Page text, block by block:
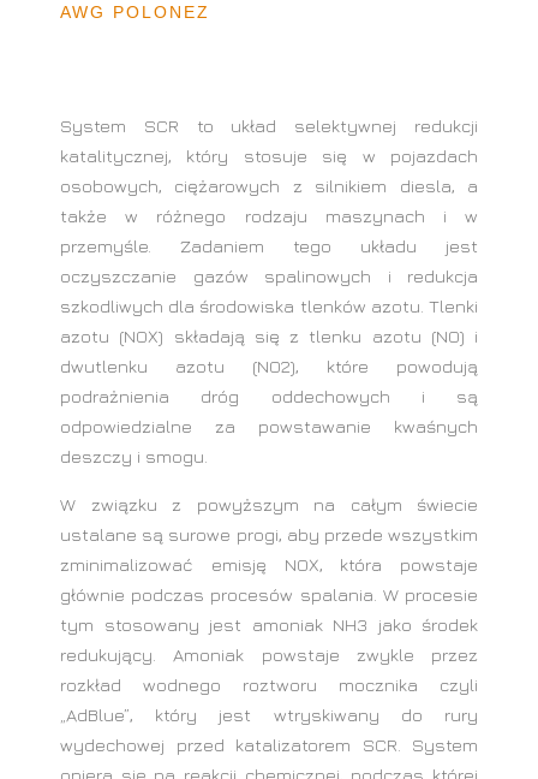
AWG POLONEZ
System SCR to układ selektywnej redukcji
katalitycznej, który stosuje się w pojazdach
osobowych, ciężarowych z silnikiem diesla, a
także w różnego rodzaju maszynach i w
przemyśle. Zadaniem tego układu jest
oczyszczanie gazów spalinowych i redukcja
szkodliwych dla środowiska tlenków azotu. Tlenki
azotu (NOX) składają się z tlenku azotu (NO) i
dwutlenku azotu (NO2), które powodują
podrażnienia dróg oddechowych i są
odpowiedzialne za powstawanie kwaśnych
deszczy i smogu.
W związku z powyższym na całym świecie
ustalane są surowe progi, aby przede wszystkim
zminimalizować emisję NOX, która powstaje
głównie podczas procesów spalania. W procesie
tym stosowany jest amoniak NH3 jako środek
redukujący. Amoniak powstaje zwykle przez
rozkład wodnego roztworu mocznika czyli
„AdBlue”, który jest wtryskiwany do rury
wydechowej przed katalizatorem SCR. System
opiera się na reakcji chemicznej, podczas której